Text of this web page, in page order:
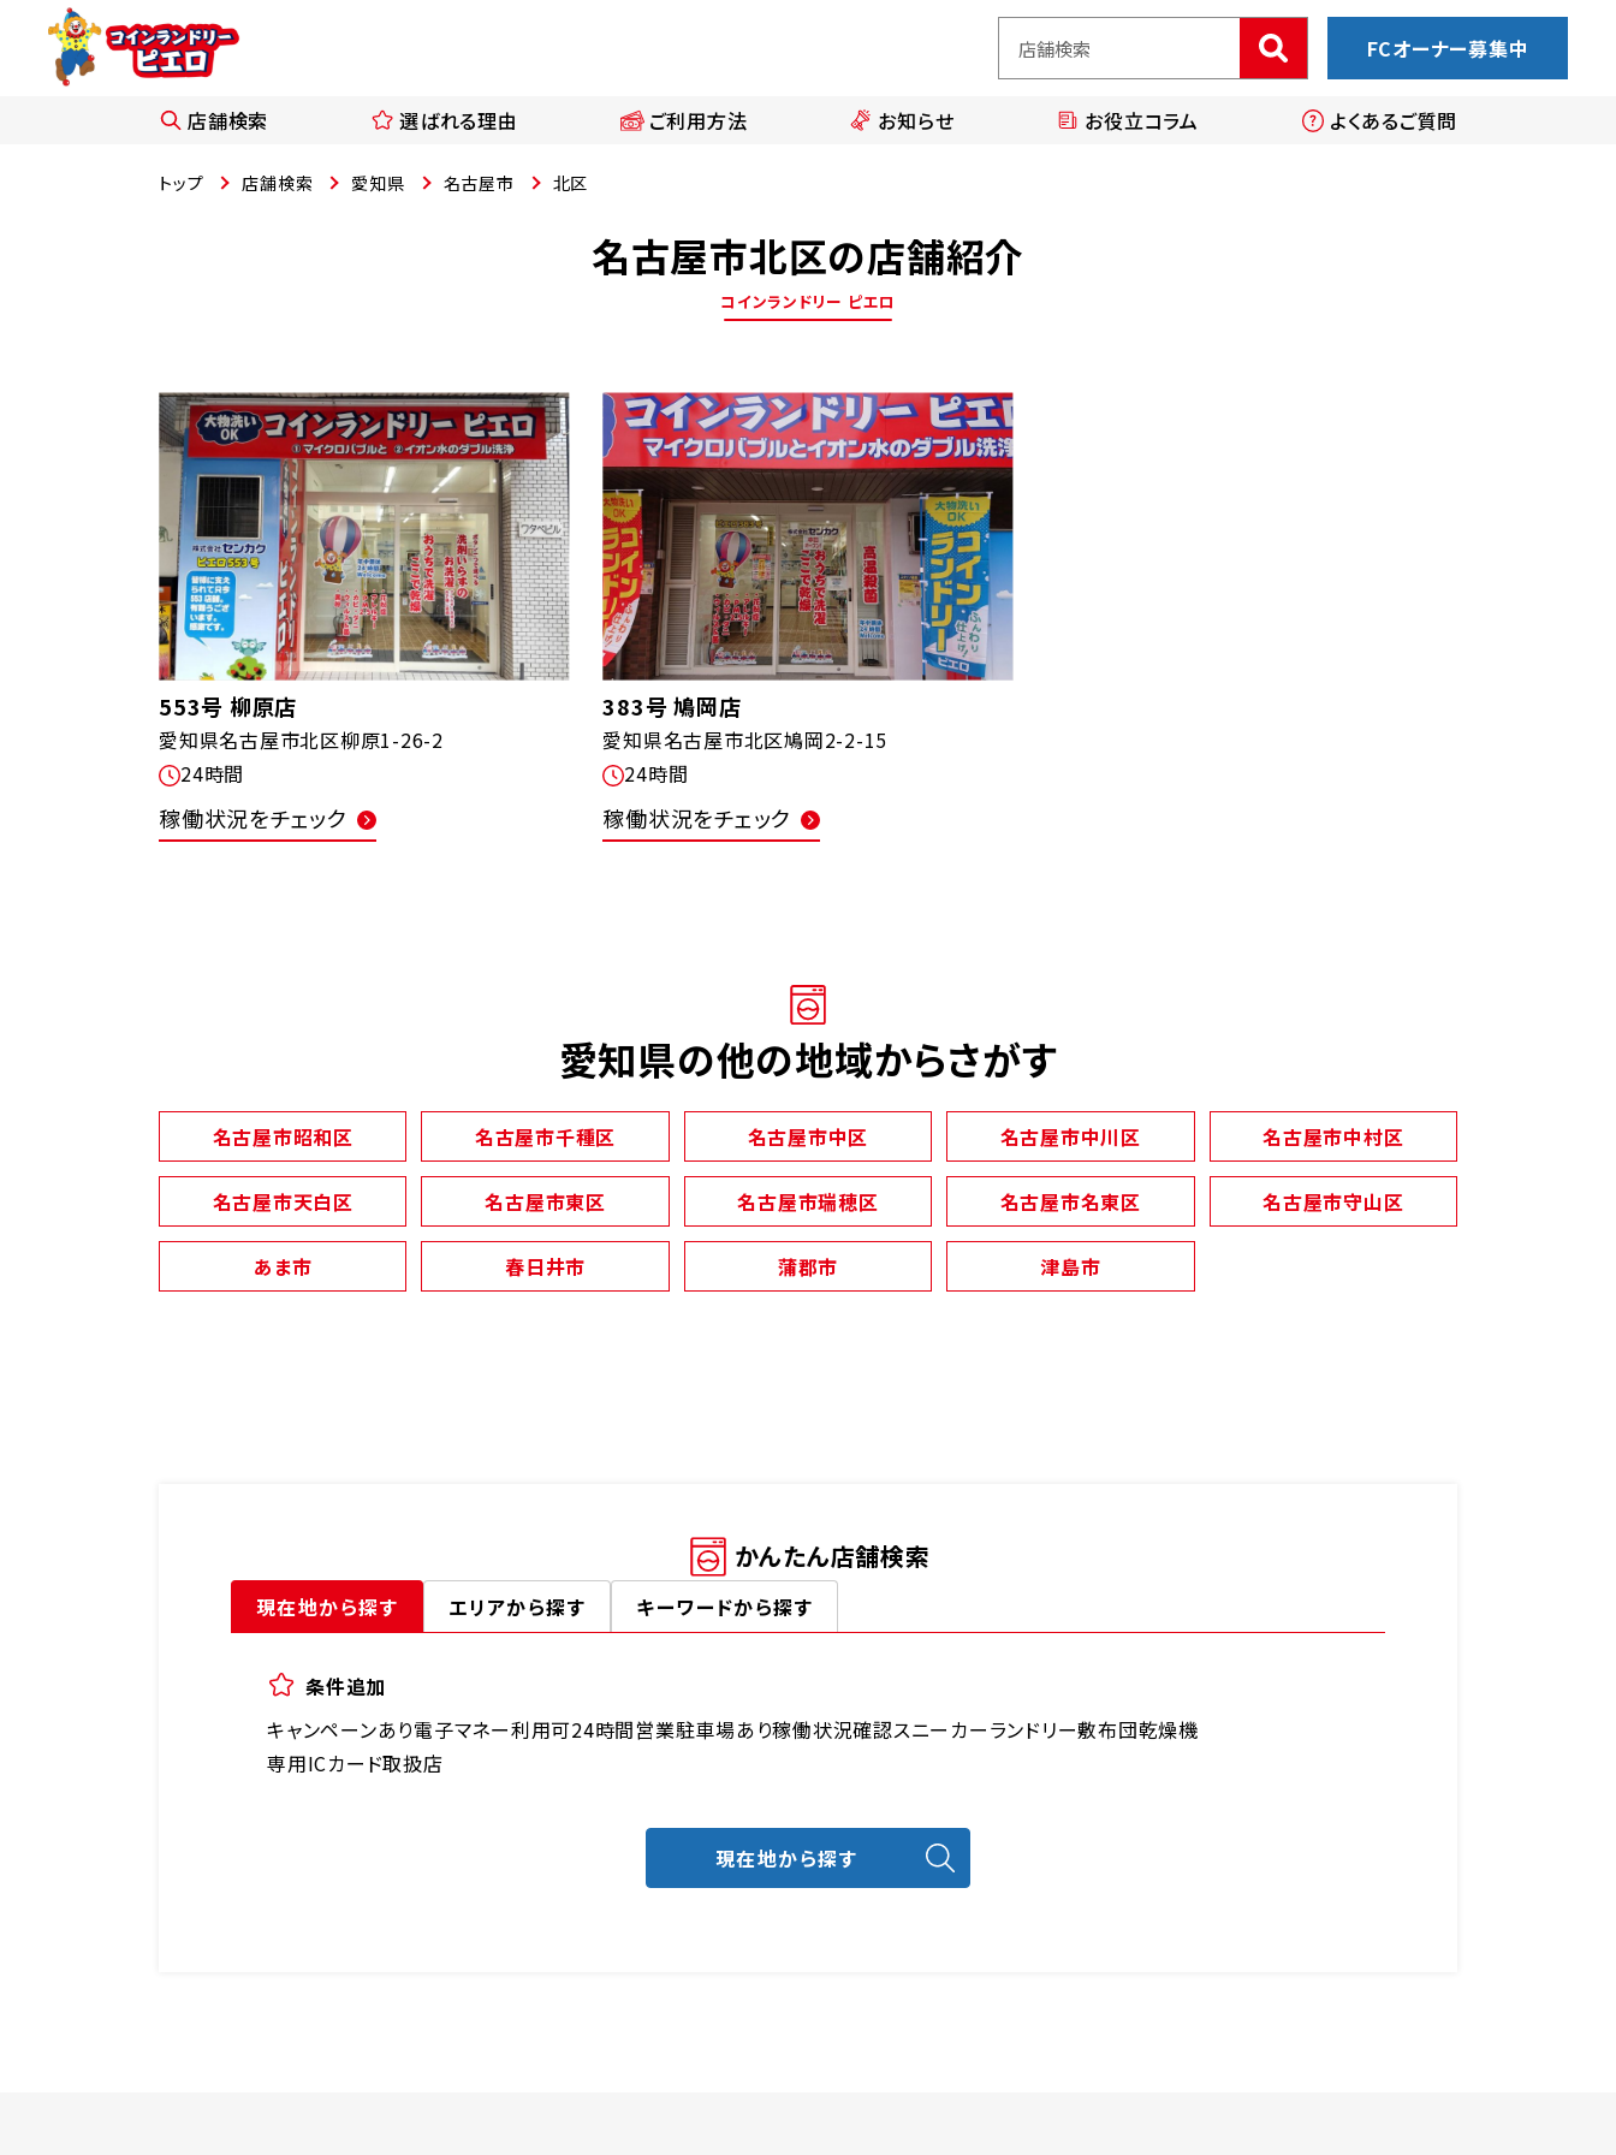
FCオーナー募集中
店舗検索 選ばれる理由 ご利用方法 お知らせ お役立コラム よくあるご質問
トップ 店舗検索 愛知県 名古屋市 北区
名古屋市北区の店舗紹介
コインランドリー ピエロ
553号 柳原店
愛知県名古屋市北区柳原1-26-2
24時間
稼働状況をチェック
383号 鳩岡店
愛知県名古屋市北区鳩岡2-2-15
24時間
稼働状況をチェック
愛知県の他の地域からさがす
名古屋市昭和区 名古屋市千種区 名古屋市中区 名古屋市中川区 名古屋市中村区
名古屋市天白区 名古屋市東区 名古屋市瑞穂区 名古屋市名東区 名古屋市守山区
あま市 春日井市 蒲郡市 津島市
かんたん店舗検索
現在地から探す エリアから探す キーワードから探す
条件追加
キャンペーンあり電子マネー利用可24時間営業駐車場あり稼働状況確認スニーカーランドリー敷布団乾燥機
専用ICカード取扱店